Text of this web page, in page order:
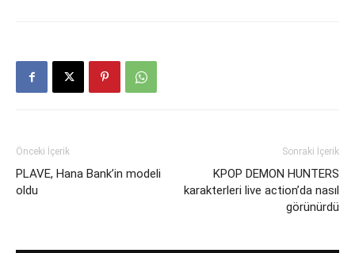
Önceki İçerik
PLAVE, Hana Bank’in modeli
oldu
Sonraki İçerik
KPOP DEMON HUNTERS
karakterleri live action’da nasıl
görünürdü